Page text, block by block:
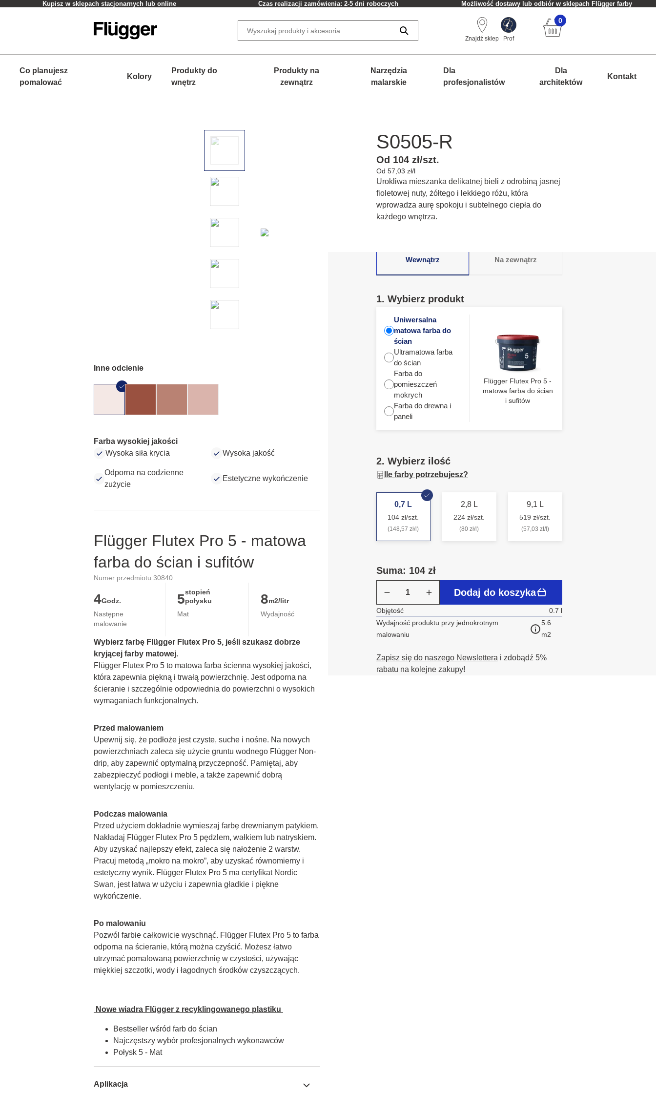
Kupisz w sklepach stacjonarnych lub online Czas realizacji zamówienia: 2-5 dni roboczych Możliwość dostawy lub odbiór w sklepach Flügger farby
Znajdź sklep Prof
0
Co planujesz
pomalować
Kolory
Produkty do
wnętrz
Produkty na
zewnątrz
Narzędzia
malarskie
Dla
profesjonalistów
Dla
architektów
Kontakt
Inne odcienie
Farba wysokiej jakości
Wysoka siła krycia
Wysoka jakość
Odporna na codzienne
zużycie
Estetyczne wykończenie
Flügger Flutex Pro 5 - matowa
farba do ścian i sufitów
Numer przedmiotu 30840
4Godz.
Następne
malowanie
5stopień
połysku
Mat
8m2/litr
Wydajność
Wybierz farbę Flügger Flutex Pro 5, jeśli szukasz dobrze
kryjącej farby matowej.
Flügger Flutex Pro 5 to matowa farba ścienna wysokiej jakości,
która zapewnia piękną i trwałą powierzchnię. Jest odporna na
ścieranie i szczególnie odpowiednia do powierzchni o wysokich
wymaganiach funkcjonalnych.
Przed malowaniem
Upewnij się, że podłoże jest czyste, suche i nośne. Na nowych
powierzchniach zaleca się użycie gruntu wodnego Flügger Non-
drip, aby zapewnić optymalną przyczepność. Pamiętaj, aby
zabezpieczyć podłogi i meble, a także zapewnić dobrą
wentylację w pomieszczeniu.
Podczas malowania
Przed użyciem dokładnie wymieszaj farbę drewnianym patykiem.
Nakładaj Flügger Flutex Pro 5 pędzlem, wałkiem lub natryskiem.
Aby uzyskać najlepszy efekt, zaleca się nałożenie 2 warstw.
Pracuj metodą „mokro na mokro”, aby uzyskać równomierny i
estetyczny wynik. Flügger Flutex Pro 5 ma certyfikat Nordic
Swan, jest łatwa w użyciu i zapewnia gładkie i piękne
wykończenie.
Po malowaniu
Pozwól farbie całkowicie wyschnąć. Flügger Flutex Pro 5 to farba
odporna na ścieranie, którą można czyścić. Możesz łatwo
utrzymać pomalowaną powierzchnię w czystości, używając
miękkiej szczotki, wody i łagodnych środków czyszczących.
Nowe wiadra Flügger z recyklingowanego plastiku
Bestseller wśród farb do ścian
Najczęstszy wybór profesjonalnych wykonawców
Połysk 5 - Mat
Aplikacja
S0505-R
Od 104 zł/szt.
Od 57,03 zł/l
Urokliwa mieszanka delikatnej bieli z odrobiną jasnej
fioletowej nuty, żółtego i lekkiego różu, która
wprowadza aurę spokoju i subtelnego ciepła do
każdego wnętrza.
Wewnątrz Na zewnątrz
1. Wybierz produkt
Uniwersalna
matowa farba do
ścian
Ultramatowa farba
do ścian
Farba do
pomieszczeń
mokrych
Farba do drewna i
paneli
Flügger Flutex Pro 5 -
matowa farba do ścian
i sufitów
2. Wybierz ilość
Ile farby potrzebujesz?
0,7 L
104 zł/szt.
(148,57 zł/l)
2,8 L
224 zł/szt.
(80 zł/l)
9,1 L
519 zł/szt.
(57,03 zł/l)
Suma: 104 zł
Dodaj do koszyka
Objętość
0.7 l
Wydajność produktu przy jednokrotnym
malowaniu
5.6
m2
Zapisz się do naszego Newslettera i zdobądź 5%
rabatu na kolejne zakupy!